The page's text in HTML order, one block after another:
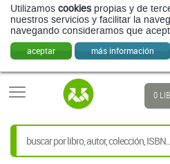
Utilizamos cookies propias y de
nuestros servicios y facilitar la
navegando consideramos que
aceptar más información
0